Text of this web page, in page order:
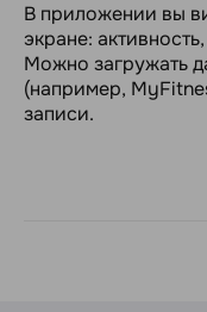
В приложении вы
экране:
Можно загружать
(например,
записи.